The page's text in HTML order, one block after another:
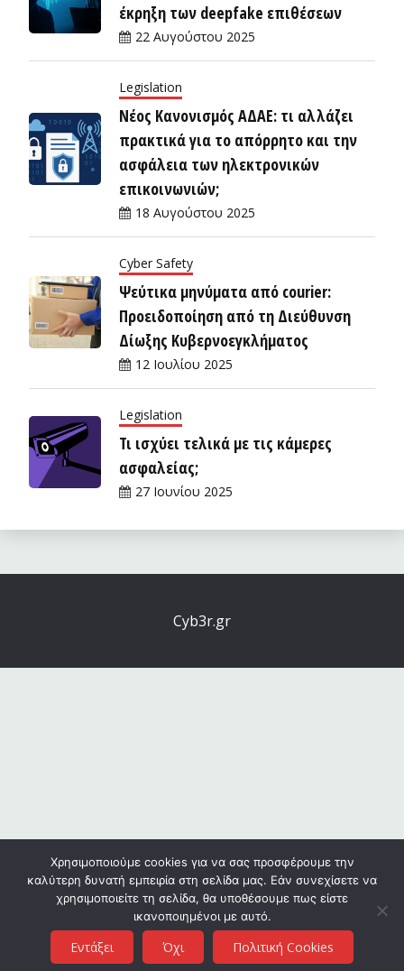
έκρηξη των deepfake επιθέσεων
22 Αυγούστου 2025
Legislation
Νέος Κανονισμός ΑΔΑΕ: τι αλλάζει
πρακτικά για το απόρρητο και την
ασφάλεια των ηλεκτρονικών
επικοινωνιών;
18 Αυγούστου 2025
Cyber Safety
Ψεύτικα μηνύματα από courier:
Προειδοποίηση από τη Διεύθυνση
Δίωξης Κυβερνοεγκλήματος
12 Ιουλίου 2025
Legislation
Τι ισχύει τελικά με τις κάμερες
ασφαλείας;
27 Ιουνίου 2025
Cyb3r.gr
Χρησιμοποιούμε cookies για να σας προσφέρουμε την
καλύτερη δυνατή εμπειρία στη σελίδα μας. Εάν συνεχίσετε να
χρησιμοποιείτε τη σελίδα, θα υποθέσουμε πως είστε
ικανοποιημένοι με αυτό.
Εντάξει Όχι Πολιτική Cookies